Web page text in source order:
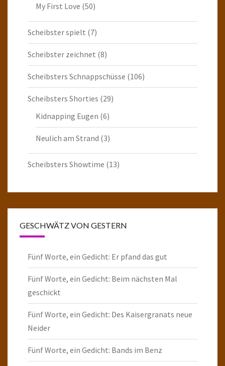
My First Love (50)
Scheibster spielt (7)
Scheibster zeichnet (8)
Scheibsters Schnappschüsse (106)
Scheibsters Shorties (29)
Kidnapping Eugen (6)
Neulich am Strand (3)
Scheibsters Showtime (13)
GESCHWÄTZ VON GESTERN
Fünf Worte, ein Gedicht: Er pfand das gut
Fünf Worte, ein Gedicht: Beim nächsten Mal
geschickt
Fünf Worte, ein Gedicht: Des Kaisergranats neue
Neider
Fünf Worte, ein Gedicht: Bands im Benz